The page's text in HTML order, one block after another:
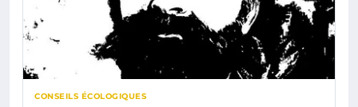
CONSEILS ÉCOLOGIQUES